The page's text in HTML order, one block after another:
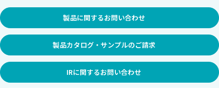
製品に関するお問い合わせ
製品カタログ・サンプルのご請求
IRに関するお問い合わせ